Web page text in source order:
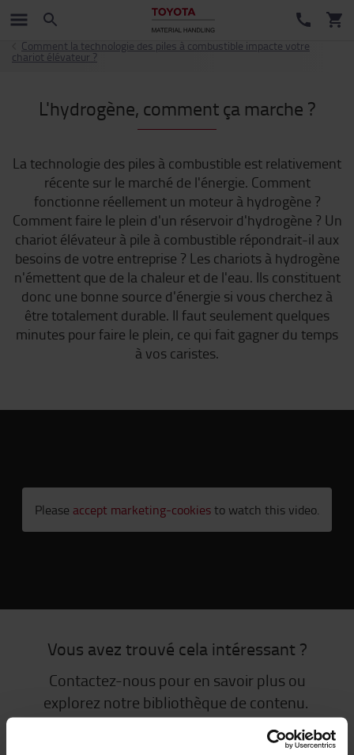
Comment la technologie des piles à combustible impacte votre
chariot élévateur ?
L'hydrogène, comment ça marche ?
La technologie des piles à combustible est relativement
récente sur le marché de l'énergie. Comment
fonctionne réellement un moteur à hydrogène ?
Comment faire le plein d'un réservoir d'hydrogène ? Un
chariot élévateur à pile à combustible répondrait-il aux
besoins de votre entreprise ? Les chariots à hydrogène
n'émettent que de la chaleur et de l'eau. Ils constituent
donc une bonne source d'énergie si vous cherchez à
être totalement durable. Il faut seulement quelques
minutes pour faire le plein, ce qui fait gagner du temps
à vos caristes.
Please accept marketing-cookiesto watch this video.
Vous avez trouvé cela intéressant ?
Contactez-nous pour en savoir plus ou
explorez notre bibliothèque de contenu.
BIBLIOTHÈQUE DE